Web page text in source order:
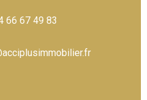
66 67 49 83